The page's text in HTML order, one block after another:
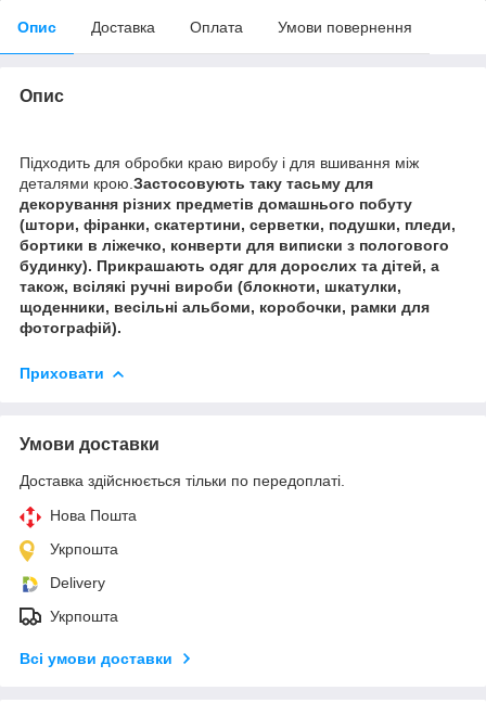
Опис Доставка Оплата Умови повернення
Опис
Підходить для обробки краю виробу і для вшивання між
деталями крою. Застосовують таку тасьму для
декорування різних предметів домашнього побуту
(штори, фіранки, скатертини, серветки, подушки, пледи,
бортики в ліжечко, конверти для виписки з пологового
будинку). Прикрашають одяг для дорослих та дітей, а
також, всілякі ручні вироби (блокноти, шкатулки,
щоденники, весільні альбоми, коробочки, рамки для
фотографій).
Приховати
Умови доставки
Доставка здійснюється тільки по передоплаті.
Нова Пошта
Укрпошта
Delivery
Укрпошта
Всі умови доставки